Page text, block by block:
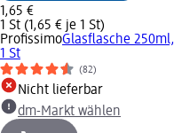
1,65 €
1 St (1,65 € je 1 St)
ProfissimoGlasflasche 250ml,
1 St
(82)
Nicht lieferbar
dm-Markt wählen